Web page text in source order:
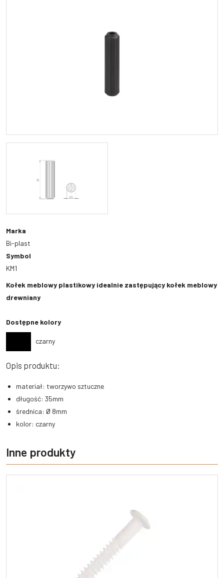
Marka
Bi-plast
Symbol
KM1
Kołek meblowy plastikowy idealnie zastępujący kołek meblowy
drewniany
Dostępne kolory
czarny
Opis produktu:
materiał: tworzywo sztuczne
długość: 35mm
średnica: Ø 8mm
kolor: czarny
Inne produkty